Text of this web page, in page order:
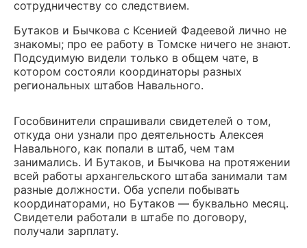
сотрудничеству со следствием.
Бутаков и Бычкова с Ксенией Фадеевой лично не
знакомы; про ее работу в Томске ничего не знают.
Подсудимую видели только в общем чате, в
котором состояли координаторы разных
региональных штабов Навального.
Гособвинители спрашивали свидетелей о том,
откуда они узнали про деятельность Алексея
Навального, как попали в штаб, чем там
занимались. И Бутаков, и Бычкова на протяжении
всей работы архангельского штаба занимали там
разные должности. Оба успели побывать
координаторами, но Бутаков — буквально месяц.
Свидетели работали в штабе по договору,
получали зарплату.